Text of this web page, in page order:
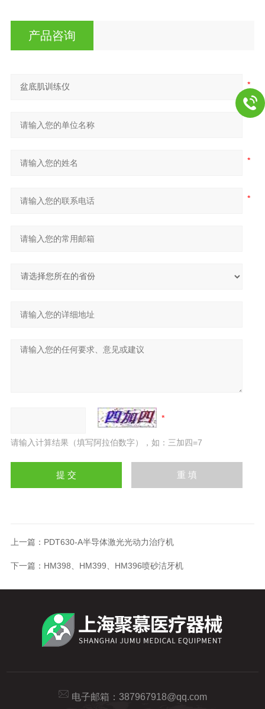
产品咨询
请输入计算结果（填写阿拉伯数字），如：三加四=7
上一篇： PDT630-A半导体激光光动力治疗机
下一篇： HM398、HM399、HM396喷砂洁牙机
电子邮箱： 387967918@qq.com